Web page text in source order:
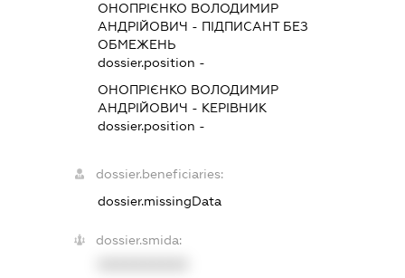
ОНОПРІЄНКО ВОЛОДИМИР
АНДРІЙОВИЧ - ПІДПИСАНТБЕЗ
ОБМЕЖЕНЬ
dossier.position -
ОНОПРІЄНКО ВОЛОДИМИР
АНДРІЙОВИЧ - КЕРІВНИК
dossier.position -
dossier.beneficiaries:
dossier.missingData
dossier.smida: